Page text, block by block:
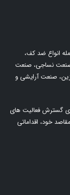
انواع ضد کف،
صنعت نساجی، صنعت
صنعت آرایشی و
نمود و در راستای گسترش فعالیت های
خود، اقداماتی